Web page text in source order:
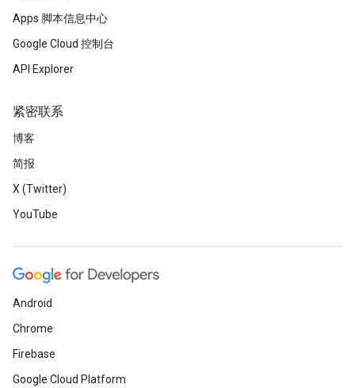
Apps 脚本信息中心
Google Cloud 控制台
API Explorer
紧密联系
博客
简报
X (Twitter)
YouTube
Android
Chrome
Firebase
Google Cloud Platform